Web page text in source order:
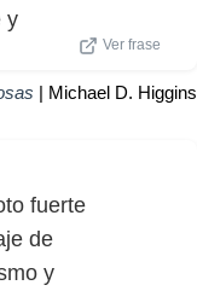
y
Ver frase
| Michael D. Higgins
fuerte
de
y